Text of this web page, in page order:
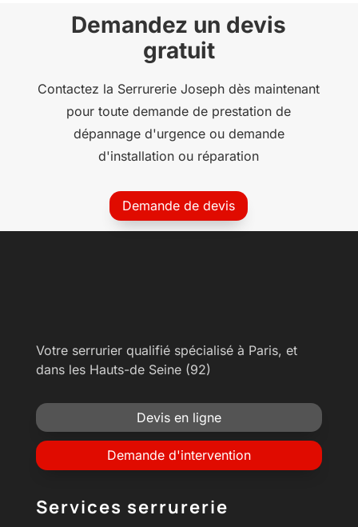
Demandez un devis
gratuit
Contactez la Serrurerie Joseph dès maintenant
pour toute demande de prestation de
dépannage d'urgence ou demande
d'installation ou réparation
Demande de devis
Votre serrurier qualifié spécialisé à Paris, et
dans les Hauts-de Seine (92)
Devis en ligne
Demande d'intervention
Services serrurerie